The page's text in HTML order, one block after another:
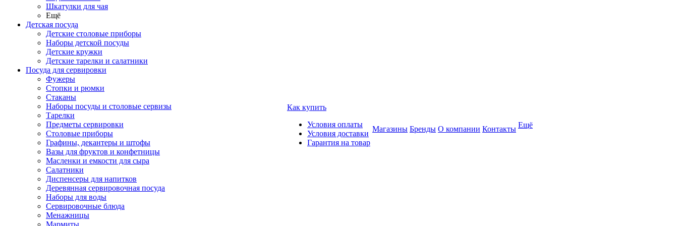
Шкатулки для чая
Ещё
Детская посуда
Детские столовые приборы
Наборы детской посуды
Детские кружки
Детские тарелки и салатники
Посуда для сервировки
Фужеры
Стопки и рюмки
Стаканы
Наборы посуды и столовые сервизы
Тарелки
Предметы сервировки
Столовые приборы
Графины, декантеры и штофы
Вазы для фруктов и конфетницы
Масленки и емкости для сыра
Салатники
Диспенсеры для напитков
Деревянная сервировочная посуда
Наборы для воды
Сервировочные блюда
Менажницы
Мармиты
Как купить
Условия оплаты
Условия доставки
Гарантия на товар
Магазины Бренды О компании Контакты Ещё